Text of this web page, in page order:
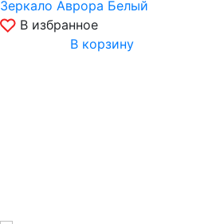
Зеркало Аврора Белый
В избранное
В корзину